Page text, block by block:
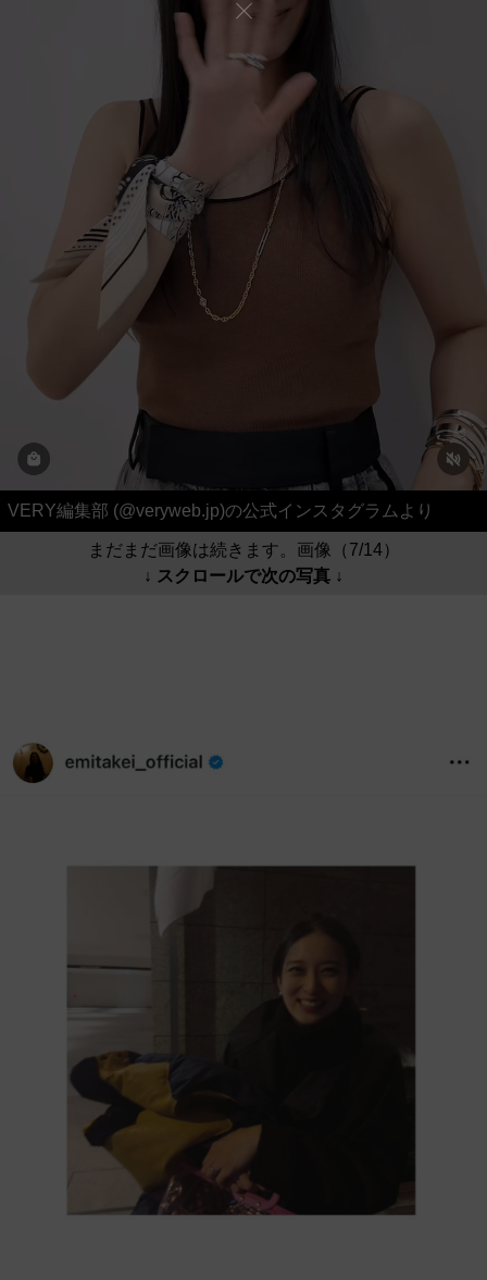
VERY編集部 (@veryweb.jp)の公式インスタグラムより
まだまだ画像は続きます。画像（7/14）
↓ スクロールで次の写真 ↓